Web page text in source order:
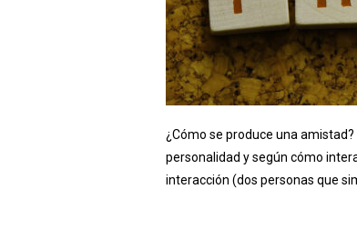
¿Cómo se produce una
personalidad y según cómo
interacción (dos personas que